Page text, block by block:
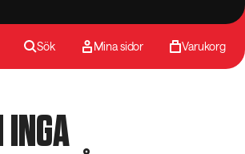
Sök Mina sidor Varukorg
INGA